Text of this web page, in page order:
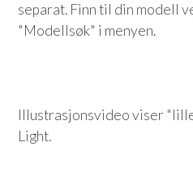
separat. Finn til din modell
"Modellsøk" i menyen.
Illustrasjonsvideo viser
Light.